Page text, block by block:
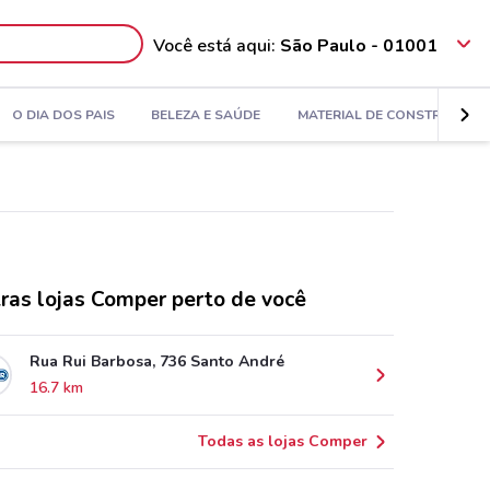
Você está aqui: São Paulo - 01001
O DIA DOS PAIS BELEZA E SAÚDE MATERIAL DE CONSTRUÇÃO
lojas Comper perto de você
Rua Rui Barbosa, 736 Santo André
16.7 km
Todas as lojas Comper